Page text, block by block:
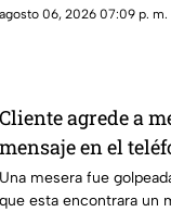
útil de la ropa y
agosto 06, 2026 07:09 p. m.
Cliente agrede a
mensaje en el
Una mesera fue
que esta encontrara un